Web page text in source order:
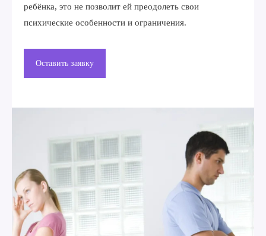
ребёнка, это не позволит ей преодолеть свои
психические особенности и ограничения.
Оставить заявку